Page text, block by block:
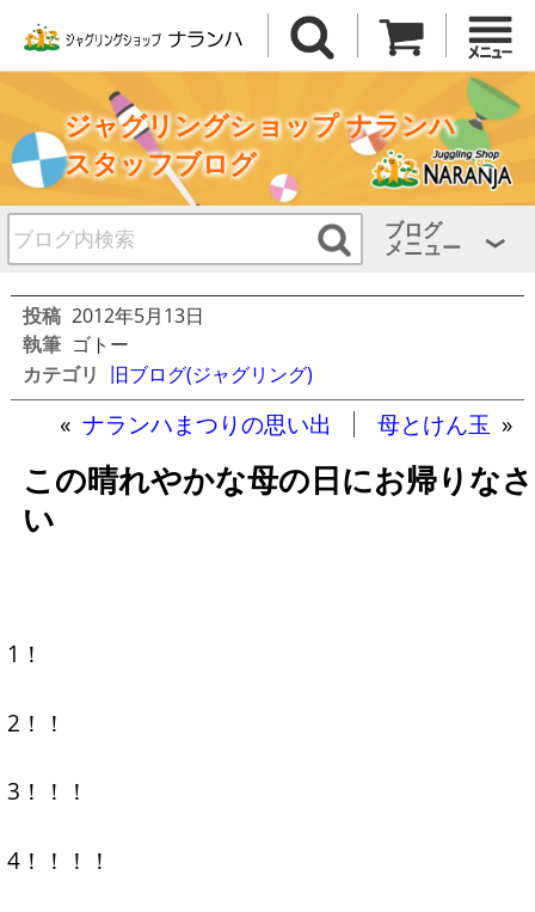
ジャグリングショップ ナランハ
スタッフブログ
ブログ
メニュー
投稿 2012年5月13日
執筆 ゴトー
カテゴリ 旧ブログ(ジャグリング)
« ナランハまつりの思い出 母とけん玉 »
この晴れやかな母の日にお帰りなさ
い
1！
2！！
3！！！
4！！！！